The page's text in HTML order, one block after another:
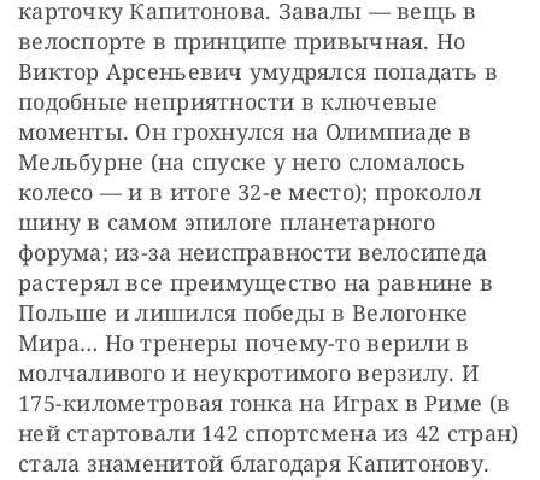
карточку Капитонова. Завалы — вещь в
велоспорте в принципе привычная. Но
Виктор Арсеньевич умудрялся попадать в
подобные неприятности в ключевые
моменты. Он грохнулся на Олимпиаде в
Мельбурне (на спуске у него сломалось
колесо — и в итоге 32-е место); проколол
шину в самом эпилоге планетарного
форума; из-за неисправности велосипеда
растерял все преимущество на равнине в
Польше и лишился победы в Велогонке
Мира… Но тренеры почему-то верили в
молчаливого и неукротимого верзилу. И
175-километровая гонка на Играх в Риме (в
ней стартовали 142 спортсмена из 42 стран)
стала знаменитой благодаря Капитонову.